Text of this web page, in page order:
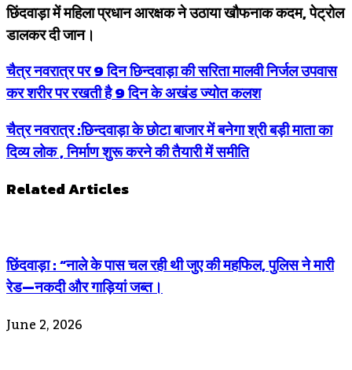
छिंदवाड़ा में महिला प्रधान आरक्षक ने उठाया खौफनाक कदम, पेट्रोल
डालकर दी जान।
चैत्र नवरात्र पर 9 दिन छिन्दवाड़ा की सरिता मालवी निर्जल उपवास
कर शरीर पर रखती है 9 दिन के अखंड ज्योत कलश
चैत्र नवरात्र :छिन्दवाड़ा के छोटा बाजार में बनेगा श्री बड़ी माता का
दिव्य लोक , निर्माण शुरू करने की तैयारी में समीति
Related Articles
छिंदवाड़ा : “नाले के पास चल रही थी जुए की महफिल, पुलिस ने मारी
रेड—नकदी और गाड़ियां जब्त।
June 2, 2026